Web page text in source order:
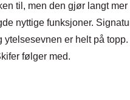
til, men den gjør langt
nyttige funksjoner.
er helt på topp.
følger med.